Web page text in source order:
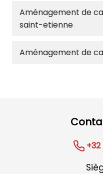
Aménagement de
saint-etienne
Aménagement de
+32